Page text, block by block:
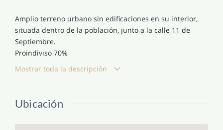
Amplio terreno urbano sin edificaciones en su interior,
situada dentro de la población, junto a la calle 11 de
Septiembre.
Proindiviso 70%
Mostrar toda la descripción
Ubicación